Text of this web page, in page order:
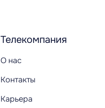
Телекомпания
О нас
Контакты
Карьера